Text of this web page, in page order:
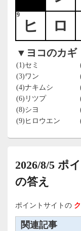
9
ヒ
ロ
▼ヨコのカギ
(1)セミ
(3)ワン
(4)ナキムシ
(6)リツプ
(8)シヨ
(9)ヒロウエン
2026/8/5 ポ
の答え
ポイントサイトの
関連記事